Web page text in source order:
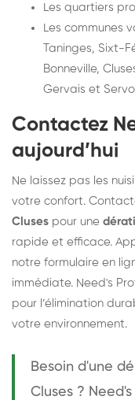
Les quartiers
Les communes
Taninges, Sixt-
Bonneville,
Gervais et
Contactez
aujourd’hui
Ne laissez pas les
votre confort.
Cluses pour une
rapide et efficace.
notre formulaire en
immédiate. Need's
pour l’élimination
votre environnement.
Besoin d'une
Cluses ?